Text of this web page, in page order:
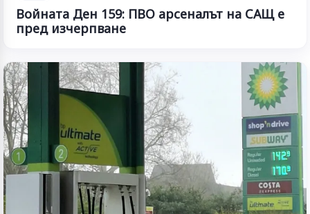
Войната Ден 159: ПВО арсеналът на САЩ е
пред изчерпване